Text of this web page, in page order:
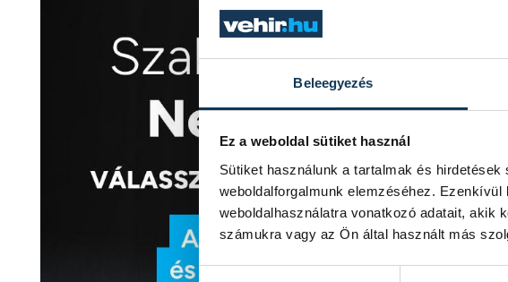
Beleegyezés
Ez a weboldal sütiket használ
Sütiket használunk a tartalmak és
weboldalforgalmunk elemzéséhez.
weboldalhasználatra vonatkozó adatait, akik
számukra vagy az Ön által használt más